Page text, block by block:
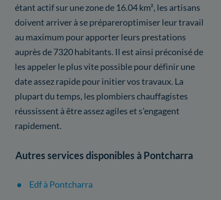
étant actif sur une zone de 16.04 km², les artisans
doivent arriver à se prépareroptimiser leur travail
au maximum pour apporter leurs prestations
auprès de 7320 habitants. Il est ainsi préconisé de
les appeler le plus vite possible pour définir une
date assez rapide pour initier vos travaux. La
plupart du temps, les plombiers chauffagistes
réussissent à être assez agiles et s'engagent
rapidement.
Autres services disponibles à Pontcharra
Edf à Pontcharra